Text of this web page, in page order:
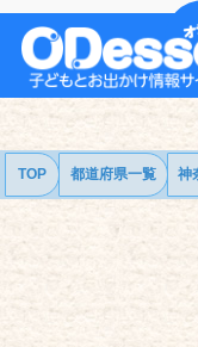
TOP 都道府県一覧 神